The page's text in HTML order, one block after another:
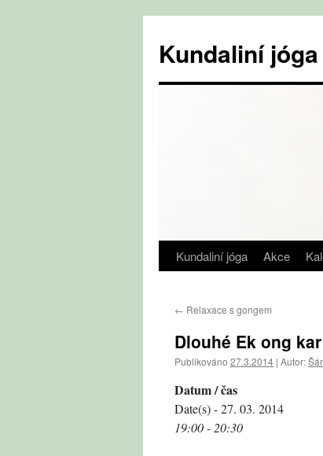
obsahu
webu
Kundaliní
Kundaliní jóga Akce
← Relaxace s gongem
Dlouhé Ek ong kar
Publikováno 27.3.2014 | Autor:
Datum / čas
Date(s) - 27. 03. 2014
19:00 - 20:30